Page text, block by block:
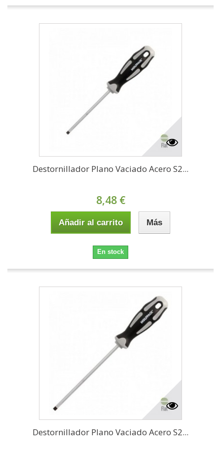
Destornillador Plano Vaciado Acero S2...
8,48 €
Añadir al carrito Más
En stock
Destornillador Plano Vaciado Acero S2...